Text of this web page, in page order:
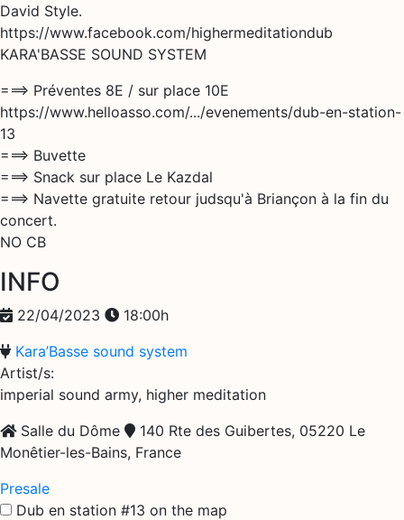
David Style.
https://www.facebook.com/highermeditationdub
KARA'BASSE SOUND SYSTEM
===> Préventes 8E / sur place 10E
https://www.helloasso.com/.../evenements/dub-en-station-
13
===> Buvette
===> Snack sur place Le Kazdal
===> Navette gratuite retour judsqu'à Briançon à la fin du
concert.
NO CB
INFO
22/04/2023
18:00h
Kara’Basse sound system
Artist/s:
imperial sound army, higher meditation
Salle du Dôme
140 Rte des Guibertes, 05220 Le
Monêtier-les-Bains, France
Presale
Dub en station #13 on the map